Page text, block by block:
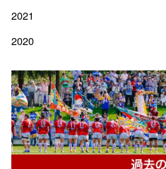
2021
2020